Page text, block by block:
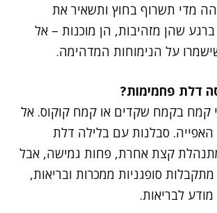
מדי תשרוף בחוץ ותשאיר את
שהן מזהיבות, הן מוכנות – אל
על הנימוחות המדהימה.
קמח בקמח שקדים או קמח קוקוס. אל
סבלנות עם בלילה דלת
קצת אחרת, פחות גמישה, אבל
סופגניות ממכרות ובריאות,
לבריאות.